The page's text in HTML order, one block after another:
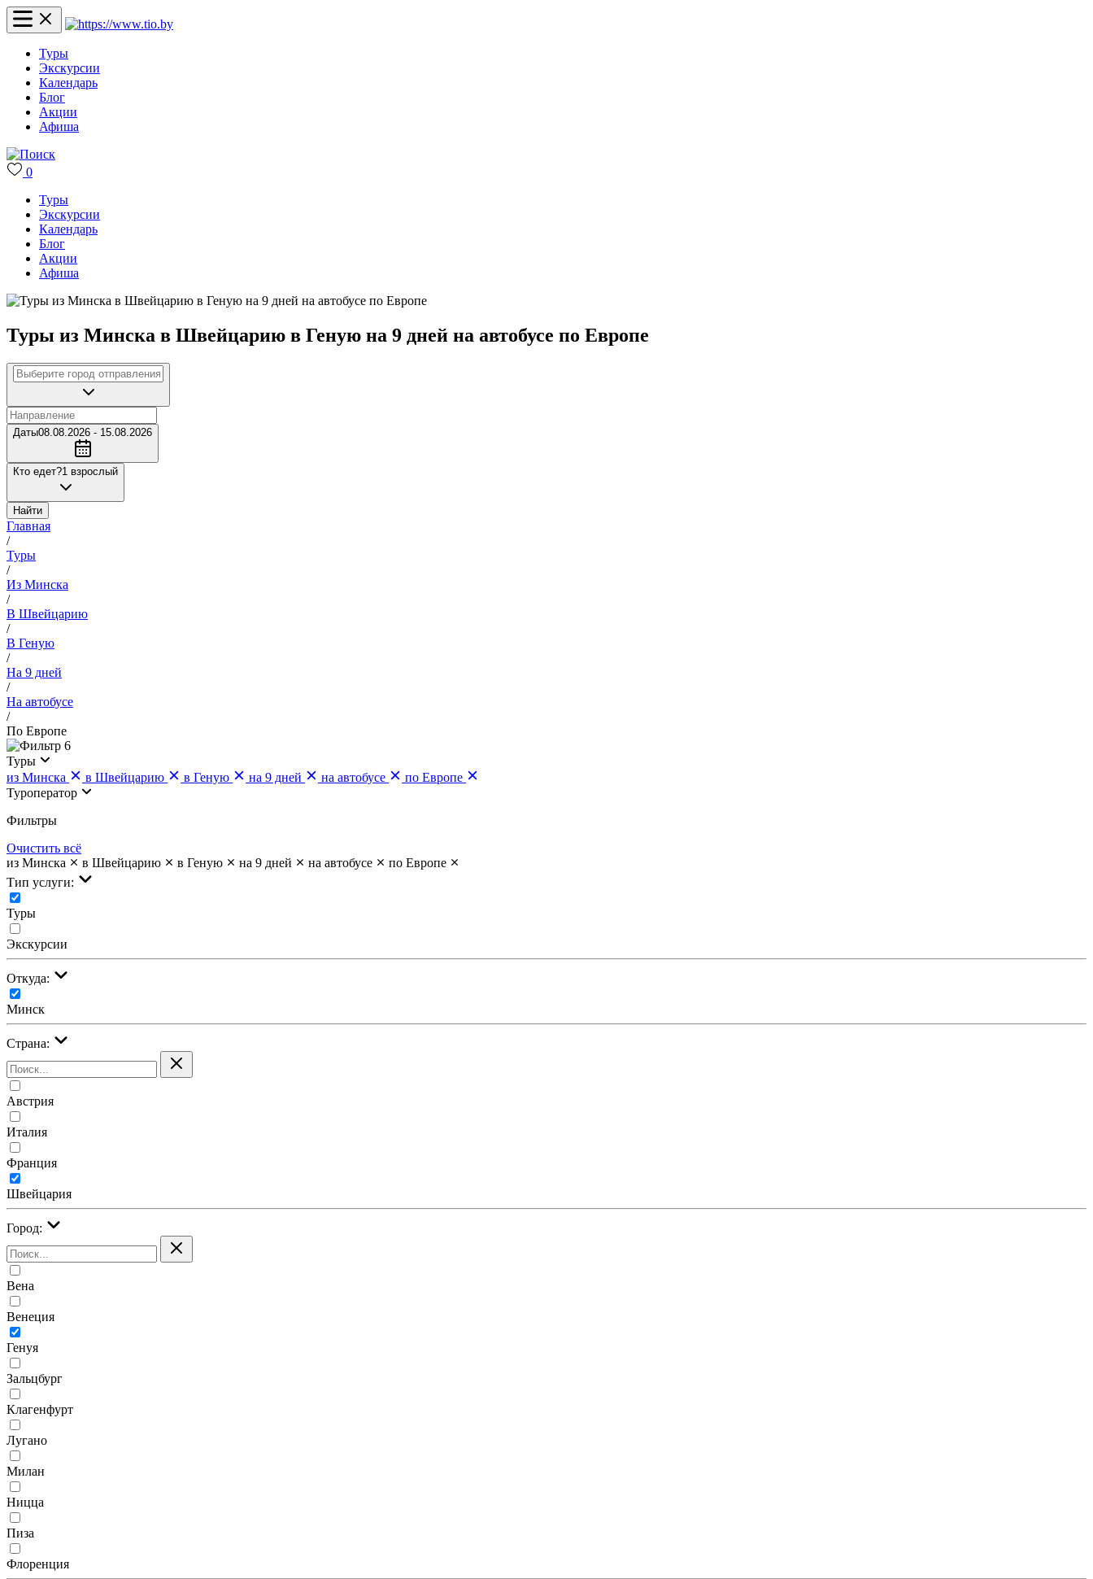
Туры
Экскурсии
Календарь
Блог
Акции
Афиша
0
Туры
Экскурсии
Календарь
Блог
Акции
Афиша
Туры из Минска в Швейцарию в Геную на 9 дней на автобусе по Европе
Даты08.08.2026 - 15.08.2026
Кто едет?1 взрослый
Найти
Главная
/
Туры
/
Из Минска
/
В Швейцарию
/
В Геную
/
На 9 дней
/
На автобусе
/
По Европе
6
Туры
из Минска
в Швейцарию в Геную на 9 дней на автобусе
по Европе
Туроператор
Фильтры
Очистить всё
из Минска
в Швейцарию в Геную на 9 дней на автобусе
по Европе
Тип услуги:
Туры
Экскурсии
Откуда:
Минск
Страна:
Австрия
Италия
Франция
Швейцария
Город:
Вена
Венеция
Генуя
Зальцбург
Клагенфурт
Лугано
Милан
Ницца
Пиза
Флоренция